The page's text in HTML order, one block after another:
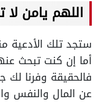
اللهم يامن لا
ستجد تلك الأدعية
أما إن كنت تبحث
فالحقيقة وفرنا لك
عن المال والنفس